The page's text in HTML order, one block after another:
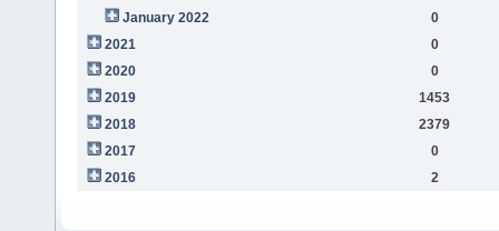
January 2022
0
2021
0
2020
0
2019
1453
2018
2379
2017
0
2016
2